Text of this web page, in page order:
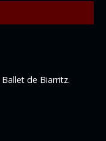
de Biarritz.